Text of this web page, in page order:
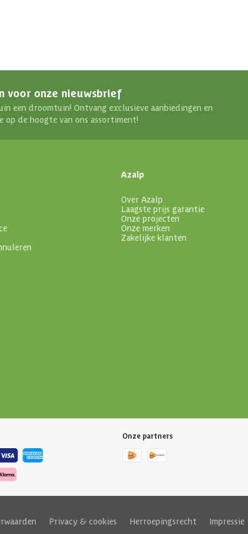
voor onze nieuwsbrief
een droomtuin! Ontvang exclusieve aanbiedingen en
op de hoogte van ons assortiment!
Azalp
Over Azalp
Laagste prijs garantie
Onze projecten
Onze merken
Zakelijke klanten
Onze partners
Privacy & cookies Herroepingsrecht Impressie